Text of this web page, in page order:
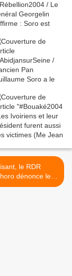
le RDR
dénonce le
avant de